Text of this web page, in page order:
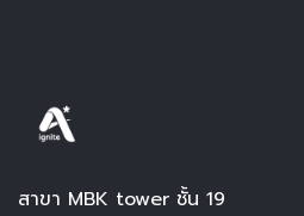
สาขา MBK tower ชั้น 19